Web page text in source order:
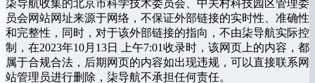
柒导航收集的北京市科学技术委员会、中关村科技园区管理委
员会网站网址来源于网络，不保证外部链接的实时性、准确性
和完整性，同时，对于该外部链接的指向，不由柒导航实际控
制，在2023年10月13日 上午7:01收录时，该网页上的内容，都
属于合规合法，后期网页的内容如出现违规，可以直接联系网
站管理员进行删除，柒导航不承担任何责任。